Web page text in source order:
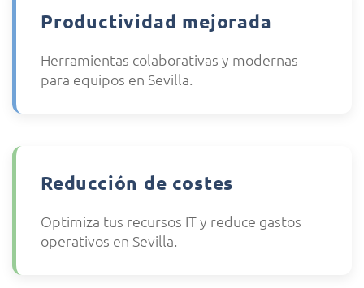
Productividad mejorada
Herramientas colaborativas y modernas
para equipos en Sevilla.
Reducción de costes
Optimiza tus recursos IT y reduce gastos
operativos en Sevilla.